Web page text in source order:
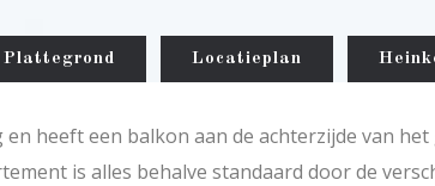
Plattegrond Locatieplan
en heeft een balkon aan de achterzijde van
is alles behalve standaard door de